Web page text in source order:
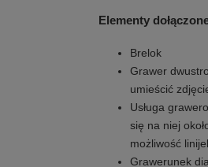
Elementy
Brelok
Grawer
umieścić
Usługa
się na niej
możliwość
Grawerunek